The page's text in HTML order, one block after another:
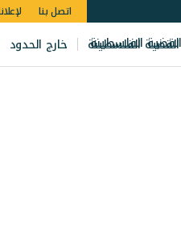
اتصل بنا
القضية الفلسطينة خارج الحدود